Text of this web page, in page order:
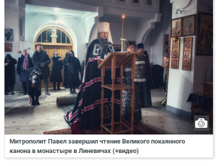
Митрополит Павел завершил чтение Великого покаянного
канона в монастыре в Линевичах (+видео)